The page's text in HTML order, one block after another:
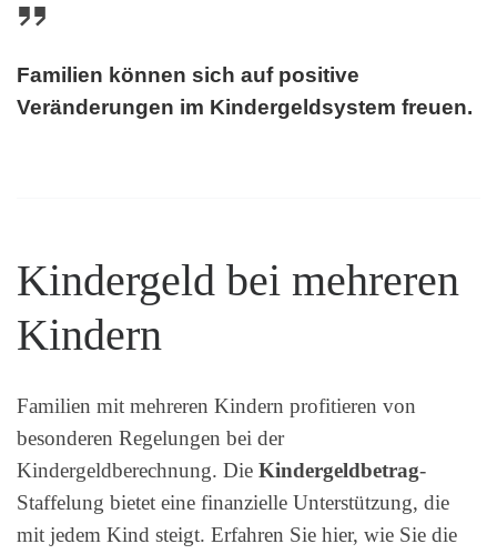
Familien können sich auf positive
Veränderungen im Kindergeldsystem freuen.
Kindergeld bei mehreren
Kindern
Familien mit mehreren Kindern profitieren von
besonderen Regelungen bei der
Kindergeldberechnung. Die Kindergeldbetrag-
Staffelung bietet eine finanzielle Unterstützung, die
mit jedem Kind steigt. Erfahren Sie hier, wie Sie die